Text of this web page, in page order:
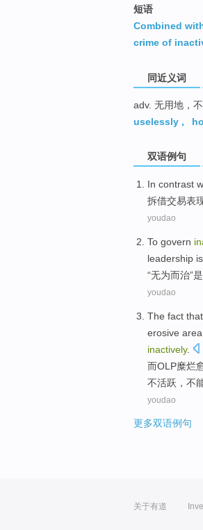
短语
Combined
crime of
同近义词
adv. 无用地，
uselessly ,
双语例句
In contrast
拆借交易表
youdao
To govern
leadership is
“无为而治”是
youdao
The fact
erosive area
inactively.
而OLP糜烂
不活跃，不
youdao
更多双语例句
关于有道